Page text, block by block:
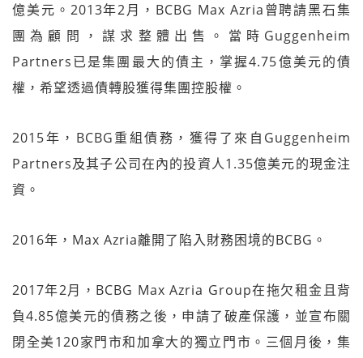
億美元。2013年2月，BCBG Max Azria曾聘請黑石集
團為顧問，謀求整體出售。當時Guggenheim
Partners已是集團最大的債主，掌握4.75億美元的債
權，希望透過債轉股獲得集團控股權。
2015年，BCBG重組債務，獲得了來自Guggenheim
Partners及其子公司在內的投資人1.35億美元的現金注
資。
2016年，Max Azria離開了陷入財務困境的BCBG。
2017年2月，BCBG Max Azria Group在拖欠租金且背
負4.85億美元的債務之後，申請了破產保護，並宣布關
閉全美120家門市和加拿大的獨立門市。三個月後，集